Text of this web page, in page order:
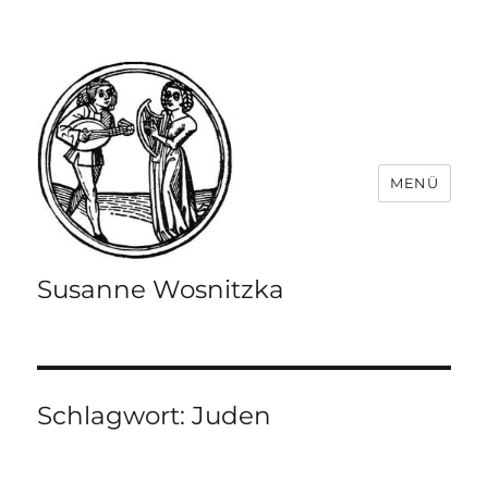
Susanne Wosnitzka
MENÜ
Schlagwort:Juden